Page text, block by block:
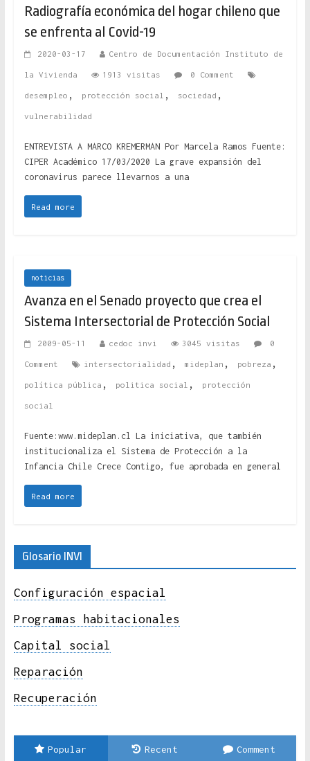
Radiografía económica del hogar chileno que
se enfrenta al Covid-19
2020-03-17 Centro de Documentación Instituto de
la Vivienda 1913 visitas 0 Comment
desempleo , protección social , sociedad ,
vulnerabilidad
ENTREVISTA A MARCO KREMERMAN Por Marcela Ramos Fuente:
CIPER Académico 17/03/2020 La grave expansión del
coronavirus parece llevarnos a una
Read more
noticias
Avanza en el Senado proyecto que crea el
Sistema Intersectorial de Protección Social
2009-05-11 cedoc invi 3045 visitas 0
Comment intersectorialidad , mideplan , pobreza ,
política pública , politica social , protección
social
Fuente:www.mideplan.cl La iniciativa, que también
institucionaliza el Sistema de Protección a la
Infancia Chile Crece Contigo, fue aprobada en general
Read more
Glosario INVI
Configuración espacial
Programas habitacionales
Capital social
Reparación
Recuperación
Popular Recent Comment